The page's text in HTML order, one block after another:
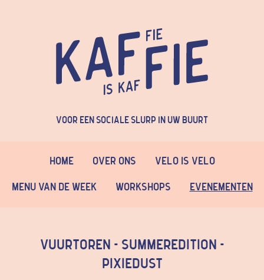
Voor een sociale slurp in uw buurt
Home Over Ons Velo is Velo
Menu van de week Workshops Evenementen
Vuurtoren - SUMMEREDITION -
PIXIEDUST